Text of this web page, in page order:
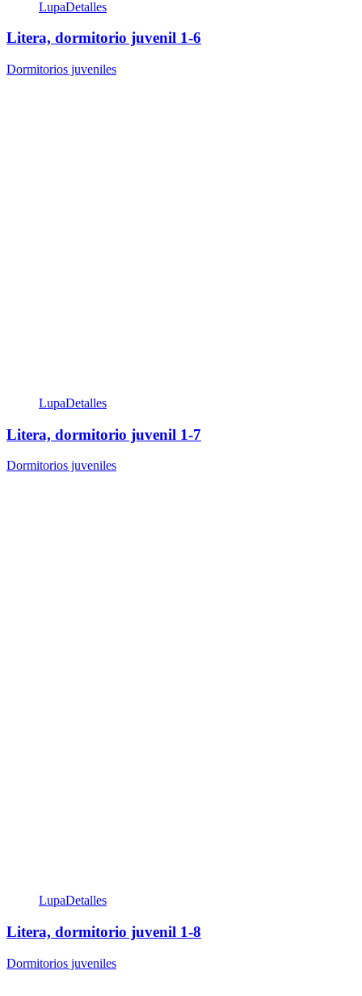
LupaDetalles
Litera, dormitorio juvenil 1-6
Dormitorios juveniles
LupaDetalles
Litera, dormitorio juvenil 1-7
Dormitorios juveniles
LupaDetalles
Litera, dormitorio juvenil 1-8
Dormitorios juveniles